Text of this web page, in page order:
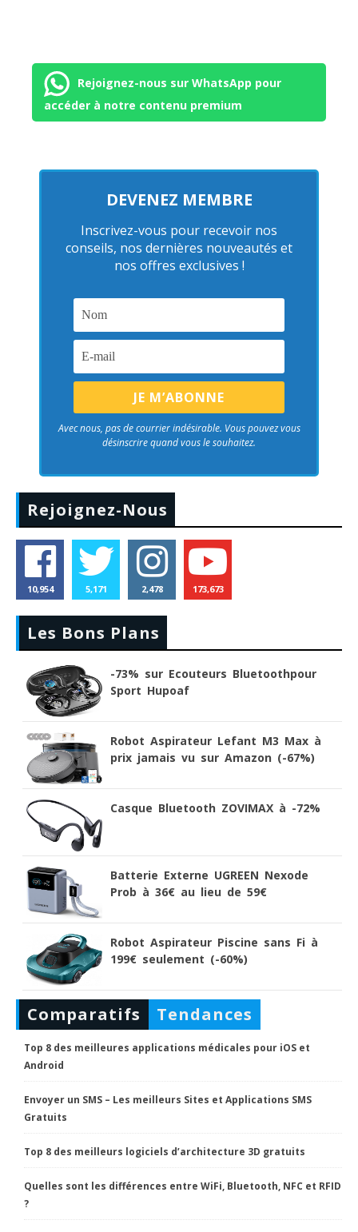
Rejoignez-nous sur WhatsApp pour
accéder à notre contenu premium
DEVENEZ MEMBRE
Inscrivez-vous pour recevoir nos
conseils, nos dernières nouveautés et
nos offres exclusives !
Avec nous, pas de courrier indésirable. Vous pouvez vous
désinscrire quand vous le souhaitez.
Rejoignez-Nous
10,954 5,171 2,478 173,673
Les Bons Plans
-73% sur Ecouteurs Bluetoothpour
Sport Hupoaf
Robot Aspirateur Lefant M3 Max à
prix jamais vu sur Amazon (-67%)
Casque Bluetooth ZOVIMAX à -72%
Batterie Externe UGREEN Nexode
Prob à 36€ au lieu de 59€
Robot Aspirateur Piscine sans Fi à
199€ seulement (-60%)
Comparatifs Tendances
Top 8 des meilleures applications médicales pour iOS et
Android
Envoyer un SMS – Les meilleurs Sites et Applications SMS
Gratuits
Top 8 des meilleurs logiciels d’architecture 3D gratuits
Quelles sont les différences entre WiFi, Bluetooth, NFC et RFID
?